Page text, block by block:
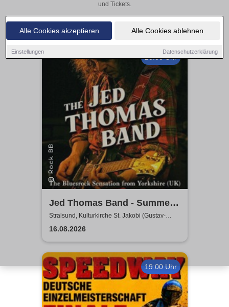
Alle Cookies akzeptieren Alle Cookies ablehnen
Einstellungen Datenschutzerklärung
und Tickets.
20:00 Uhr
Jed Thomas Band - Summer
Tour 2026
Stralsund, Kulturkirche St. Jakobi (Gustav-
Adolf-Saal)
16.08.2026
19:00 Uhr